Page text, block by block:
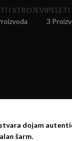
I STROJEVI
3
dojam
šarm.